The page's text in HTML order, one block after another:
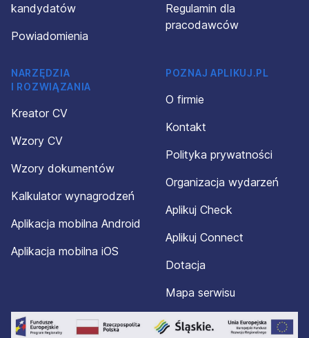
kandydatów
Powiadomienia
Regulamin dla
pracodawców
NARZĘDZIA
I ROZWIĄZANIA
Kreator CV
Wzory CV
Wzory dokumentów
Kalkulator wynagrodzeń
Aplikacja mobilna Android
Aplikacja mobilna iOS
POZNAJ APLIKUJ.PL
O firmie
Kontakt
Polityka prywatności
Organizacja wydarzeń
Aplikuj Check
Aplikuj Connect
Dotacja
Mapa serwisu